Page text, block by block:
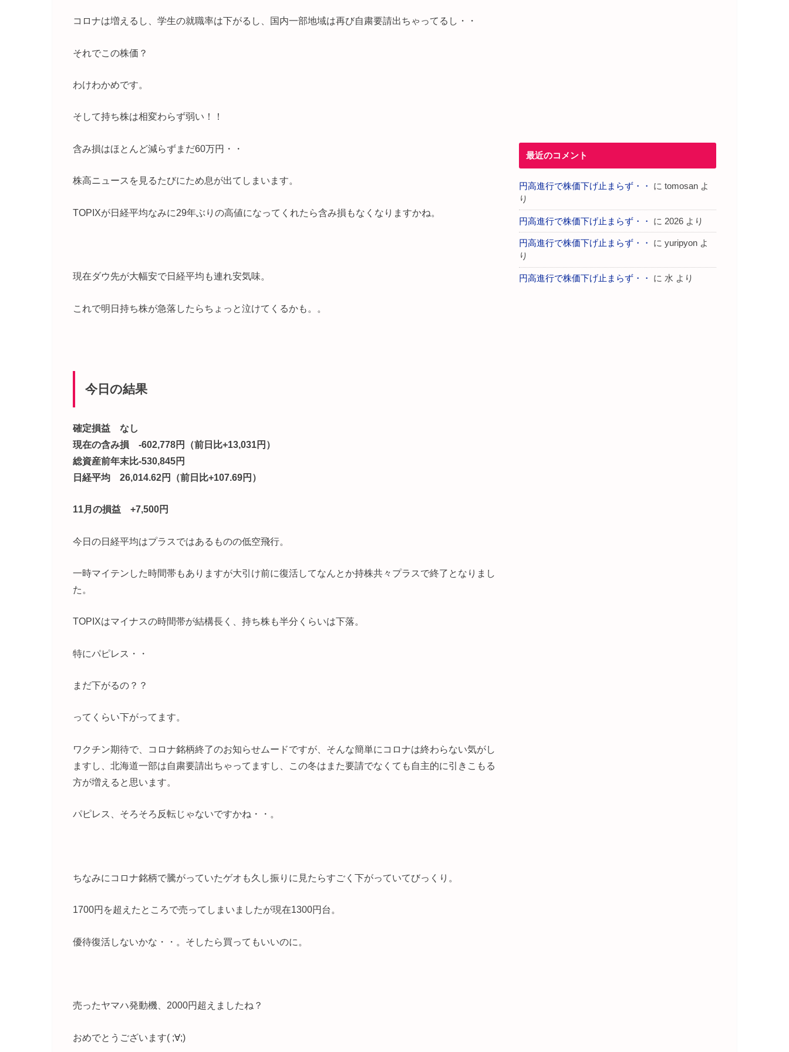
コロナは増えるし、学生の就職率は下がるし、国内一部地域は再び自粛要請出ちゃってるし・・
それでこの株価？
わけわかめです。
そして持ち株は相変わらず弱い！！
含み損はほとんど減らずまだ60万円・・
株高ニュースを見るたびにため息が出てしまいます。
TOPIXが日経平均なみに29年ぶりの高値になってくれたら含み損もなくなりますかね。
現在ダウ先が大幅安で日経平均も連れ安気味。
これで明日持ち株が急落したらちょっと泣けてくるかも。。
今日の結果
確定損益 なし
現在の含み損 -602,778円（前日比+13,031円）
総資産前年末比-530,845円
日経平均 26,014.62円（前日比+107.69円）
11月の損益 +7,500円
今日の日経平均はプラスではあるものの低空飛行。
一時マイテンした時間帯もありますが大引け前に復活してなんとか持株共々プラスで終了となりまし
た。
TOPIXはマイナスの時間帯が結構長く、持ち株も半分くらいは下落。
特にパピレス・・
まだ下がるの？？
ってくらい下がってます。
ワクチン期待で、コロナ銘柄終了のお知らせムードですが、そんな簡単にコロナは終わらない気がし
ますし、北海道一部は自粛要請出ちゃってますし、この冬はまた要請でなくても自主的に引きこもる
方が増えると思います。
パピレス、そろそろ反転じゃないですかね・・。
ちなみにコロナ銘柄で騰がっていたゲオも久し振りに見たらすごく下がっていてびっくり。
1700円を超えたところで売ってしまいましたが現在1300円台。
優待復活しないかな・・。そしたら買ってもいいのに。
売ったヤマハ発動機、2000円超えましたね？
おめでとうございます( ;∀;)
最近のコメント
円高進行で株価下げ止まらず・・ に tomosan よ
り
円高進行で株価下げ止まらず・・ に 2026 より
円高進行で株価下げ止まらず・・ に yuripyon よ
り
円高進行で株価下げ止まらず・・ に 水 より